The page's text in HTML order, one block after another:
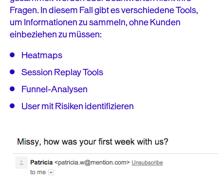
Fragen. In diesem Fall gibt es verschiedene Tools,
um Informationen zu sammeln, ohne Kunden
einbeziehen zu müssen:
Heatmaps
Session Replay Tools
Funnel-Analysen
User mit Risiken identifizieren